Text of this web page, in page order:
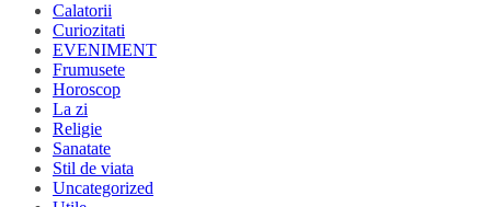
Calatorii
Curiozitati
EVENIMENT
Frumusete
Horoscop
La zi
Religie
Sanatate
Stil de viata
Uncategorized